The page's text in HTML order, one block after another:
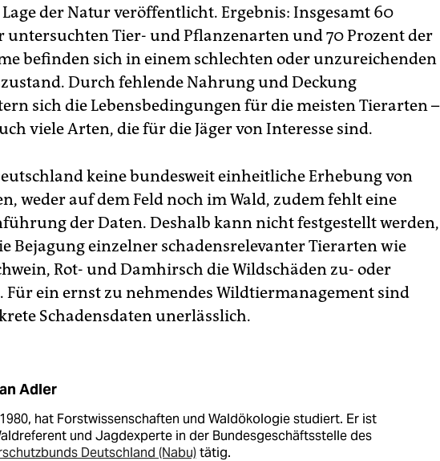
der Natur veröffentlicht. Ergebnis: Insgesamt 60
untersuchten Tier- und Pflanzenarten und 70 Prozent der
befinden sich in einem schlechten oder unzureichenden
Durch fehlende Nahrung und Deckung
sich die Lebensbedingungen für die meisten Tierarten –
viele Arten, die für die Jäger von Interesse sind.
keine bundesweit einheitliche Erhebung von
weder auf dem Feld noch im Wald, zudem fehlt eine
der Daten. Deshalb kann nicht festgestellt werden,
Bejagung einzelner schadensrelevanter Tierarten wie
Rot- und Damhirsch die Wildschäden zu- oder
Für ein ernst zu nehmendes Wildtiermanagement sind
Schadensdaten unerlässlich.
Adler
hat Forstwissenschaften und Waldökologie studiert. Er ist
und Jagdexperte in der Bundesgeschäftsstelle des
Deutschland (Nabu)tätig.